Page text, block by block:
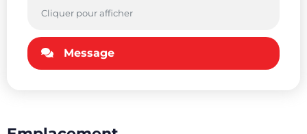
Cliquer pour afficher
Message